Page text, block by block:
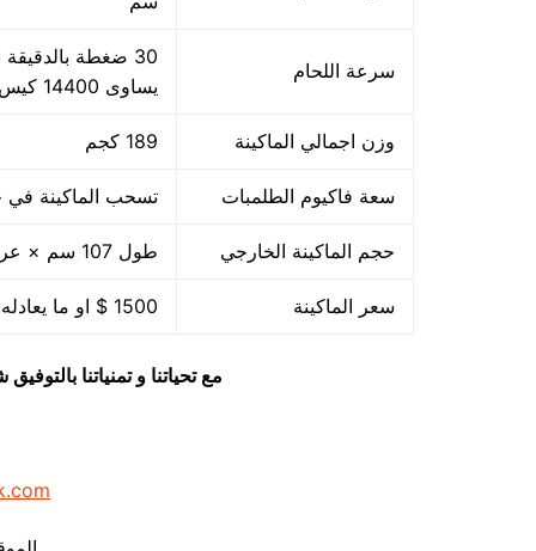
سرعة اللحام
يساوى 14400 كيس بالساعة بمقاس مبدئي
وزن اجمالي الماكينة 189 كجم
سعة فاكيوم الطلمبات تسحب الماكينة في حدود 40 متر مكعب هواء فاكيوم من
حجم الماكينة الخارجي طول 107 سم × عرض 85 سم × ارتفاع 105 سم
سعر الماكينة 1500 $ او ما يعادله بالجنيه المصرى
مع تحياتنا و تمنياتنا